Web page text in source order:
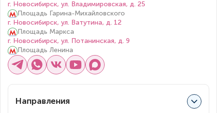
г. Новосибирск, ул. Владимировская, д. 25
Площадь Гарина-Михайловского
г. Новосибирск, ул. Ватутина, д. 12
Площадь Маркса
г. Новосибирск, ул. Потанинская, д. 9
Площадь Ленина
Направления